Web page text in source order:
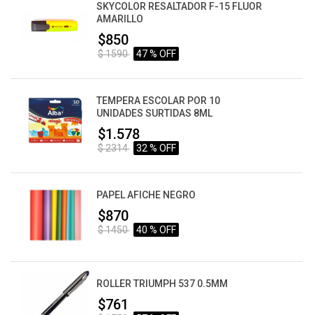
SKYCOLOR RESALTADOR F-15 FLUOR
AMARILLO
$850
$ 1590 47 % OFF
TEMPERA ESCOLAR POR 10
UNIDADES SURTIDAS 8ML
$1.578
$ 2314 32 % OFF
PAPEL AFICHE NEGRO
$870
$ 1450 40 % OFF
ROLLER TRIUMPH 537 0.5MM
$761